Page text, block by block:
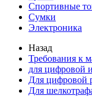
Спортивные
Сумки
Электроника
Назад
Требования к
для цифровой
Для цифровой
Для